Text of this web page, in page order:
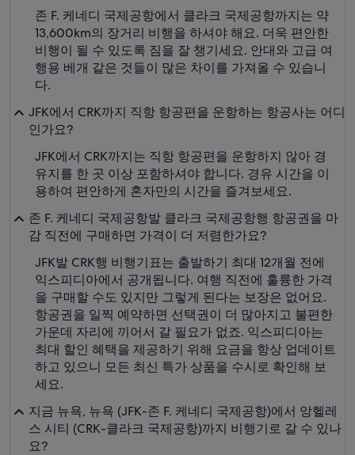
존 F. 케네디 국제공항에서 클라크 국제공항까지는 약
13,600km의 장거리 비행을 하셔야 해요. 더욱 편안한
비행이 될 수 있도록 짐을 잘 챙기세요. 안대와 고급 여
행용 베개 같은 것들이 많은 차이를 가져올 수 있습니
다.
JFK에서 CRK까지 직항 항공편을 운항하는 항공사는 어디
인가요?
JFK에서 CRK까지는 직항 항공편을 운항하지 않아 경
유지를 한 곳 이상 포함하셔야 합니다. 경유 시간을 이
용하여 편안하게 혼자만의 시간을 즐겨보세요.
존 F. 케네디 국제공항발 클라크 국제공항행 항공권을 마
감 직전에 구매하면 가격이 더 저렴한가요?
JFK발 CRK행 비행기표는 출발하기 최대 12개월 전에
익스피디아에서 공개됩니다. 여행 직전에 훌륭한 가격
을 구매할 수도 있지만 그렇게 된다는 보장은 없어요.
항공권을 일찍 예약하면 선택권이 더 많아지고 불편한
가운데 자리에 끼어서 갈 필요가 없죠. 익스피디아는
최대 할인 혜택을 제공하기 위해 요금을 항상 업데이트
하고 있으니 모든 최신 특가 상품을 수시로 확인해 보
세요.
지금 뉴욕, 뉴욕 (JFK-존 F. 케네디 국제공항)에서 앙헬레
스 시티 (CRK-클라크 국제공항)까지 비행기로 갈 수 있나
요?